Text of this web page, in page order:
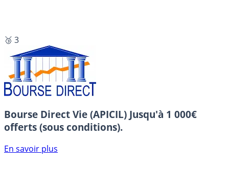
🥉 3
Bourse Direct Vie (APICIL) Jusqu'à 1 000€
offerts (sous conditions).
En savoir plus